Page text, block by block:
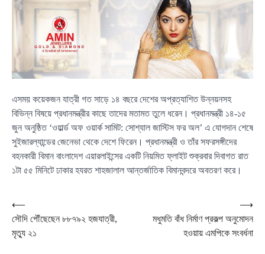
এসময় কয়েকজন যাত্রী গত সাড়ে ১৪ বছরে দেশের অপ্রত্যাশিত উন্নয়নসহ
বিভিন্ন বিষয়ে প্রধানমন্ত্রীর কাছে তাদের মতামত তুলে ধরেন। প্রধানমন্ত্রী ১৪-১৫
জুন অনুষ্ঠিত ‘ওয়ার্ল্ড অফ ওয়ার্ক সামিট: সোশ্যাল জাস্টিস ফর অল’ এ যোগদান শেষে
সুইজারল্যান্ডের জেনেভা থেকে দেশে ফিরেন। প্রধানমন্ত্রী ও তাঁর সফরসঙ্গীদের
বহনকারী বিমান বাংলাদেশ এয়ারলাইন্সের একটি নিয়মিত ফ্লাইট শুক্রবার দিবাগত রাত
১টা ৫৫ মিনিটে ঢাকার হযরত শাহজালাল আন্তর্জাতিক বিমানবন্দরে অবতরণ করে।
Post
navigation
⟵
সৌদি পৌঁছেছেন ৮৮৭৯২ হজযাত্রী,
মৃত্যু ২১
মধুমতি বাঁধ নির্মাণ প্রকল্প অনুমোদন
হওয়ায় এমপিকে সংবর্ধনা
⟶